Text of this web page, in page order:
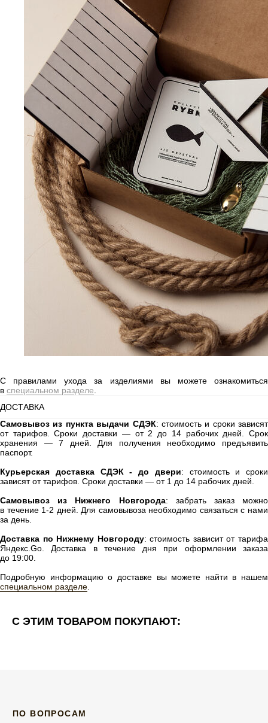
C правилами ухода за изделиями вы можете ознакомиться
в специальном разделе
ДОСТАВКА
Самовывоз из пункта выдачи СДЭК: стоимость и сроки зависят
от тарифов. Сроки доставки — от 2 до 14 рабочих дней. Срок
хранения — 7 дней. Для получения необходимо предъявить
паспорт.
Курьерская доставка СДЭК - до двери: стоимость и сроки
зависят от тарифов. Сроки доставки — от 1 до 14 рабочих дней.
Самовывоз из Нижнего Новгорода: забрать заказ можно
в течение 1-2 дней. Для самовывоза необходимо связаться с нами
за день.
Доставка по Нижнему Новгороду: стоимость зависит от тарифа
Яндекс.Go. Доставка в течение дня при оформлении заказа
до 19:00.
Подробную информацию о доставке вы можете найти в нашем
специальном разделе
C ЭТИМ ТОВАРОМ ПОКУПАЮТ:
Нажимая на кнопку, вы даёте согласие наобработку персональных данныхи
политикой конфиденциальности
ПОДПИСЫВАЙТЕСЬ НА НАШУ EMAIL-РАССЫЛКУ, ЧТОБЫ ПОЛУЧИТЬ
ПРОМОКОД НА ПЕРВЫЙ ЗАКАЗ
ПО ВОПРОСАМ
ZAKAZ@RASSVETDETAIL.RU
БРЕНДЕ
КОНТАКТЫ
ДОКУМЕНТЫ
525802734844